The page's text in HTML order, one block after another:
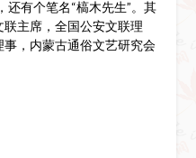
有个笔名“槁木先生”。其
主席，全国公安文联理
，内蒙古通俗文艺研究会